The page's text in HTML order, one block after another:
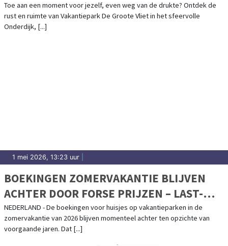
Toe aan een moment voor jezelf, even weg van de drukte? Ontdek de
rust en ruimte van Vakantiepark De Groote Vliet in het sfeervolle
Onderdijk, [...]
1 mei 2026, 13:23 uur
BOEKINGEN ZOMERVAKANTIE BLIJVEN
ACHTER DOOR FORSE PRIJZEN – LAST-
MINUTE EXPLOSIE VERWACHT
NEDERLAND - De boekingen voor huisjes op vakantieparken in de
zomervakantie van 2026 blijven momenteel achter ten opzichte van
voorgaande jaren. Dat [...]